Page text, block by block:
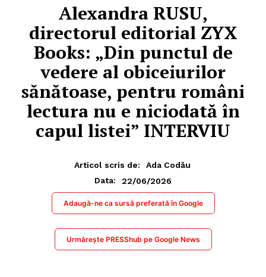
Alexandra RUSU,
directorul editorial ZYX
Books: „Din punctul de
vedere al obiceiurilor
sănătoase, pentru români
lectura nu e niciodată în
capul listei” INTERVIU
Articol scris de:
Ada Codău
Data:
22/06/2026
Adaugă-ne ca sursă preferată în Google
Urmărește PRESShub pe Google News